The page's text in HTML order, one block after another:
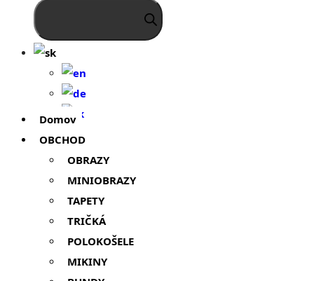
Domov
OBCHOD
OBRAZY
MINIOBRAZY
TAPETY
TRIČKÁ
POLOKOŠELE
MIKINY